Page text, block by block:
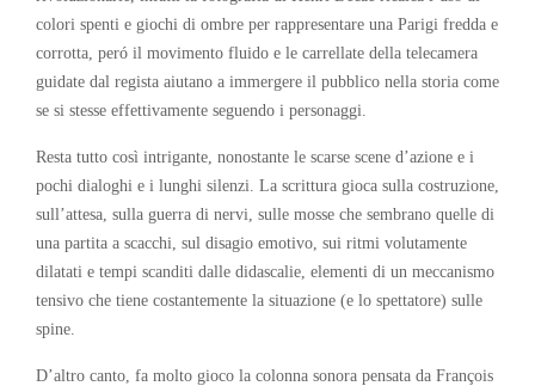
colori spenti e giochi di ombre per rappresentare una Parigi fredda e
corrotta, peró il movimento fluido e le carrellate della telecamera
guidate dal regista aiutano a immergere il pubblico nella storia come
se si stesse effettivamente seguendo i personaggi.
Resta tutto così intrigante, nonostante le scarse scene d’azione e i
pochi dialoghi e i lunghi silenzi. La scrittura gioca sulla costruzione,
sull’attesa, sulla guerra di nervi, sulle mosse che sembrano quelle di
una partita a scacchi, sul disagio emotivo, sui ritmi volutamente
dilatati e tempi scanditi dalle didascalie, elementi di un meccanismo
tensivo che tiene costantemente la situazione (e lo spettatore) sulle
spine.
D’altro canto, fa molto gioco la colonna sonora pensata da François